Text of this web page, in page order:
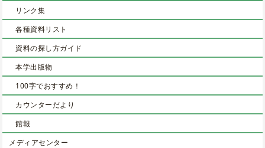
リンク集
各種資料リスト
資料の探し方ガイド
本学出版物
100字でおすすめ！
カウンターだより
館報
メディアセンター